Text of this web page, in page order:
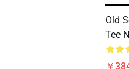
Old
Tee
￥